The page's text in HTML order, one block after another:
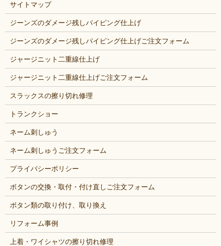
サイトマップ
ジーンズのダメージ残しパイピング仕上げ
ジーンズのダメージ残しパイピング仕上げご注文フォーム
ジャージニット二重線仕上げ
ジャージニット二重線仕上げご注文フォーム
スラックスの擦り切れ修理
トランクショー
ネーム刺しゅう
ネーム刺しゅうご注文フォーム
プライバシーポリシー
ボタンの交換・取付・付け直しご注文フォーム
ボタン類の取り付け、取り換え
リフォーム事例
上着・ワイシャツの擦り切れ修理